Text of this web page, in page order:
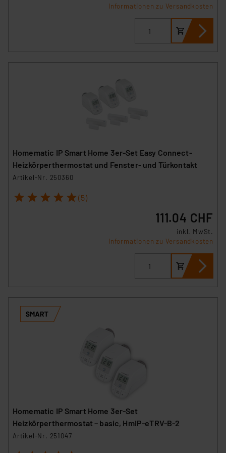
Unsere Kooperation mit diesen Dienstleistern stützt
Europäischen Kommission sowie einer eigenen
Datenschutzerklärung
Informationen zu Versandkosten
Homematic IP Smart Home 3er-Set Easy Connect-
Heizkörperthermostat und Fenster- und Türkontakt
Artikel-Nr. 250360
1 2 3 4 5 (5)
111.04 CHF
inkl. MwSt.
Informationen zu Versandkosten
Homematic IP Smart Home 3er-Set
Heizkörperthermostat – basic, HmIP-eTRV-B-2
Artikel-Nr. 251047